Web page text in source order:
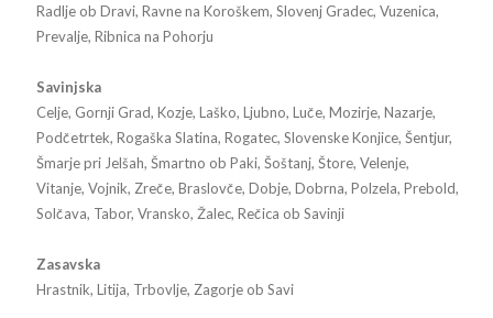
Radlje ob Dravi, Ravne na Koroškem, Slovenj Gradec, Vuzenica,
Prevalje, Ribnica na Pohorju
Savinjska
Celje, Gornji Grad, Kozje, Laško, Ljubno, Luče, Mozirje, Nazarje,
Podčetrtek, Rogaška Slatina, Rogatec, Slovenske Konjice, Šentjur,
Šmarje pri Jelšah, Šmartno ob Paki, Šoštanj, Štore, Velenje,
Vitanje, Vojnik, Zreče, Braslovče, Dobje, Dobrna, Polzela, Prebold,
Solčava, Tabor, Vransko, Žalec, Rečica ob Savinji
Zasavska
Hrastnik, Litija, Trbovlje, Zagorje ob Savi